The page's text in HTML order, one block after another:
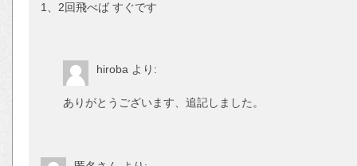
1、2回飛べば すぐです
hiroba より:
ありがとうございます、追記しました。